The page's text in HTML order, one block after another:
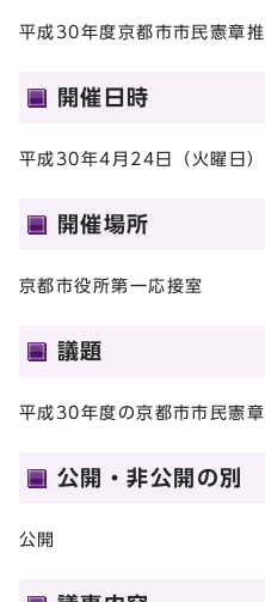
平成30年度京都市市民憲章
開催日時
平成30年4月24日（火曜日
開催場所
京都市役所第一応接室
議題
平成30年度の京都市市民憲
公開・非公開の別
公開